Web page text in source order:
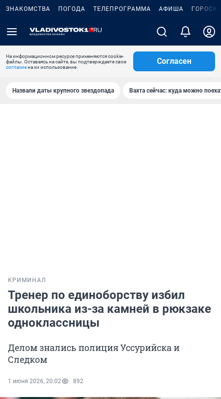
ЗНАКОМСТВА ПОГОДА ТЕЛЕПРОГРАММА АФИША
На информационном ресурсе применяются cookie-
файлы. Оставаясь на сайте, вы подтверждаете свое
согласиена их использование.
Согласен
Назвали даты крупного звездопада Вахта сейчас: куда можно
КРИМИНАЛ
Тренер по единоборству избил
школьника из-за камней в рюкзаке
одноклассницы
Делом знались полиция Уссурийска и
Следком
1 июня 2026, 20:02 892